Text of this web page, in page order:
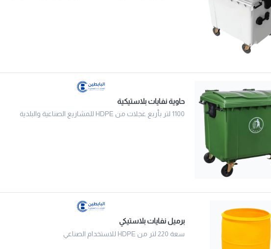
حاوية نفايات بلاستيكية
1100 لتر بأربع عجلات من HDPE للمشاريع الصناعية والبلدية
برميل نفايات بلاستيكي
سعة 220 لتر من HDPE للاستخدام الصناعي